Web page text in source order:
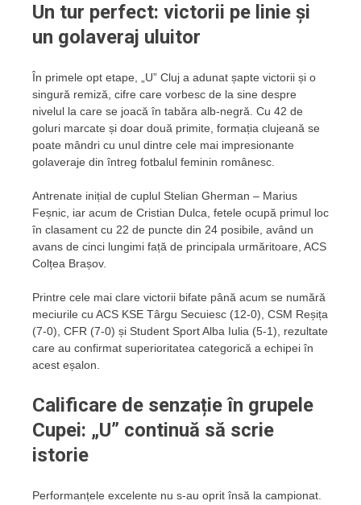
Un tur perfect: victorii pe linie și
un golaveraj uluitor
În primele opt etape, „U” Cluj a adunat șapte victorii și o
singură remiză, cifre care vorbesc de la sine despre
nivelul la care se joacă în tabăra alb-negră. Cu 42 de
goluri marcate și doar două primite, formația clujeană se
poate mândri cu unul dintre cele mai impresionante
golaveraje din întreg fotbalul feminin românesc.
Antrenate inițial de cuplul Stelian Gherman – Marius
Feșnic, iar acum de Cristian Dulca, fetele ocupă primul loc
în clasament cu 22 de puncte din 24 posibile, având un
avans de cinci lungimi față de principala urmăritoare, ACS
Colțea Brașov.
Printre cele mai clare victorii bifate până acum se numără
meciurile cu ACS KSE Târgu Secuiesc (12-0), CSM Reșița
(7-0), CFR (7-0) și Student Sport Alba Iulia (5-1), rezultate
care au confirmat superioritatea categorică a echipei în
acest eșalon.
Calificare de senzație în grupele
Cupei: „U” continuă să scrie
istorie
Performanțele excelente nu s-au oprit însă la campionat.